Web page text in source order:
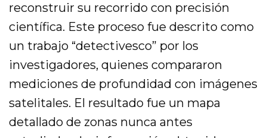
reconstruir su recorrido con precisión
científica. Este proceso fue descrito como
un trabajo “detectivesco” por los
investigadores, quienes compararon
mediciones de profundidad con imágenes
satelitales. El resultado fue un mapa
detallado de zonas nunca antes